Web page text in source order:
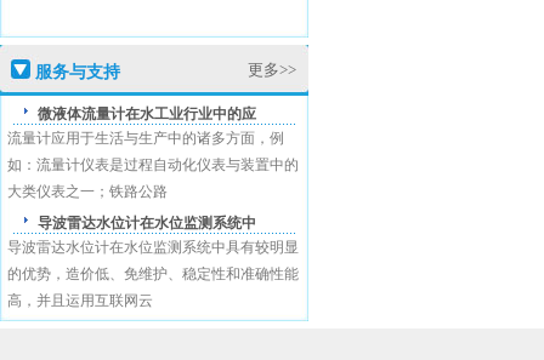
盛恩商标注册证
服务与支持 更多>>
微液体流量计在水工业行业中的应
流量计应用于生活与生产中的诸多方面，例
如：流量计仪表是过程自动化仪表与装置中的
大类仪表之一；铁路公路
导波雷达水位计在水位监测系统中
导波雷达水位计在水位监测系统中具有较明显
的优势，造价低、免维护、稳定性和准确性能
高，并且运用互联网云